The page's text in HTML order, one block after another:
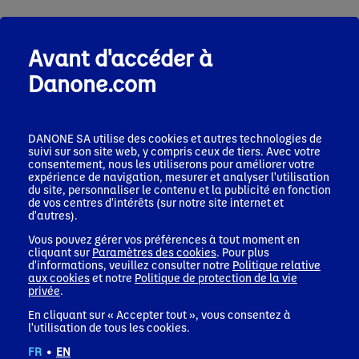
Des produits adaptés aux besoins locaux
Connaître les situations
sanitaires et nutritionnelles
locales
L'un de nos grands défis consiste à créer un portefeuille de
Avant d'accéder à
Danone.com
DANONE SA utilise des cookies et autres technologies de
suivi sur son site web, y compris ceux de tiers. Avec votre
consentement, nous les utiliserons pour améliorer votre
expérience de navigation, mesurer et analyser l'utilisation
du site, personnaliser le contenu et la publicité en fonction
de vos centres d'intérêts (sur notre site internet et
d'autres).
Vous pouvez gérer vos préférences à tout moment en
cliquant sur Paramètres des cookies . Pour plus
d'informations, veuillez consulter notre Politique relative
aux cookieset notre Politique de protection de la vie
privée
En cliquant sur « Accepter tout », vous consentez à
l'utilisation de tous les cookies.
FR • EN